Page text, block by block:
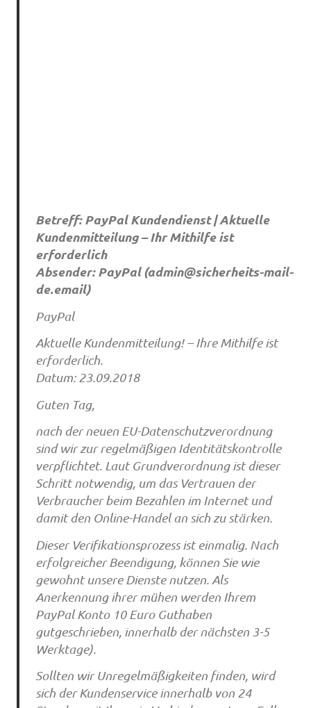
Betreff: PayPal Kundendienst | Aktuelle
Kundenmitteilung – Ihr Mithilfe ist
erforderlich
Absender: PayPal (admin@sicherheits-mail-
de.email)
PayPal
Aktuelle Kundenmitteilung! – Ihre Mithilfe ist
erforderlich.
Datum: 23.09.2018
Guten Tag,
nach der neuen EU-Datenschutzverordnung
sind wir zur regelmäßigen Identitätskontrolle
verpflichtet. Laut Grundverordnung ist dieser
Schritt notwendig, um das Vertrauen der
Verbraucher beim Bezahlen im Internet und
damit den Online-Handel an sich zu stärken.
Dieser Verifikationsprozess ist einmalig. Nach
erfolgreicher Beendigung, können Sie wie
gewohnt unsere Dienste nutzen. Als
Anerkennung ihrer mühen werden Ihrem
PayPal Konto 10 Euro Guthaben
gutgeschrieben, innerhalb der nächsten 3-5
Werktage).
Sollten wir Unregelmäßigkeiten finden, wird
sich der Kundenservice innerhalb von 24